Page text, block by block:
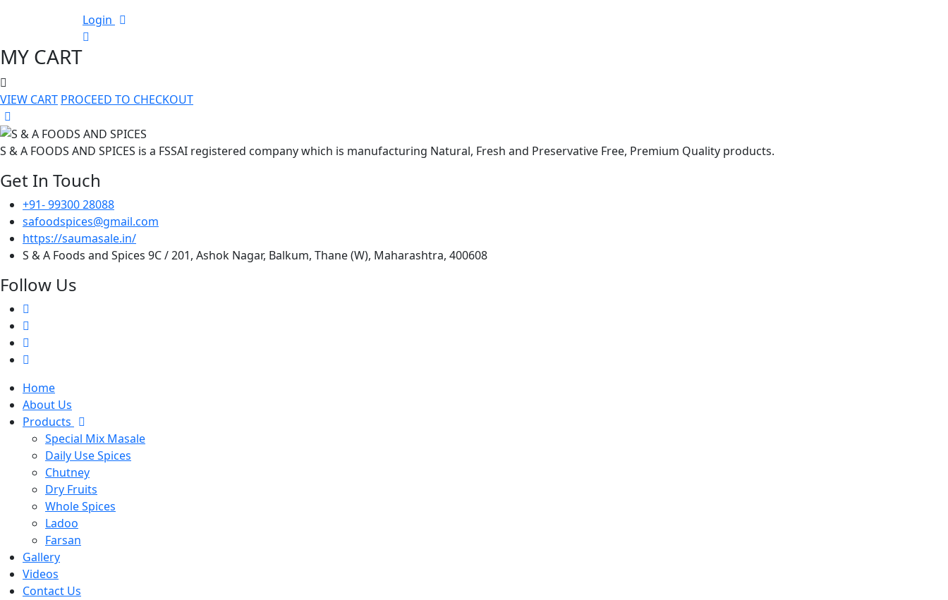
Login
MY CART
VIEW CART PROCEED TO CHECKOUT
S & A FOODS AND SPICES is a FSSAI registered company which is manufacturing Natural, Fresh and Preservative Free, Premium Quality products.
Get In Touch
+91- 99300 28088
safoodspices@gmail.com
https://saumasale.in/
S & A Foods and Spices 9C / 201, Ashok Nagar, Balkum, Thane (W), Maharashtra, 400608
Follow Us
Home
About Us
Products
Special Mix Masale
Daily Use Spices
Chutney
Dry Fruits
Whole Spices
Ladoo
Farsan
Gallery
Videos
Contact Us